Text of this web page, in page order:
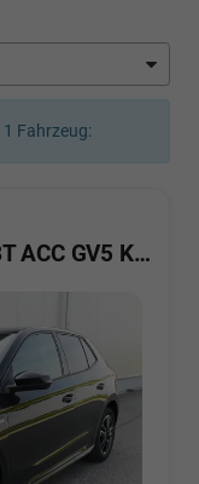
1 Fahrzeug:
Monte Carlo 1.5TSI DSG ABT ACC GV5 Kam